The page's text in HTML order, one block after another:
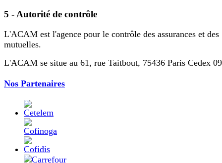
5 - Autorité de contrôle
L'ACAM est l'agence pour le contrôle des assurances et des
mutuelles.
L'ACAM se situe au 61, rue Taitbout, 75436 Paris Cedex
Nos Partenaires